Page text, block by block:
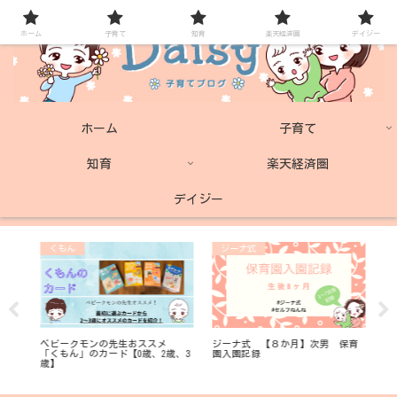
ホーム 子育て
知育 楽天経済圏
デイジー
くもん
ベビークモンの先生おススメ
「くもん」のカード【0歳、2歳、3
歳】
ジーナ式
ジーナ式 【８か月】次男 保育
園入園記録
ホーム 子育て 知育 楽天経済圏 デイジー